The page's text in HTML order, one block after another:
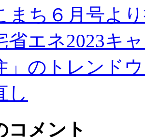
まち６月号よ
省エネ2023キ
」のトレンド
し
コメント